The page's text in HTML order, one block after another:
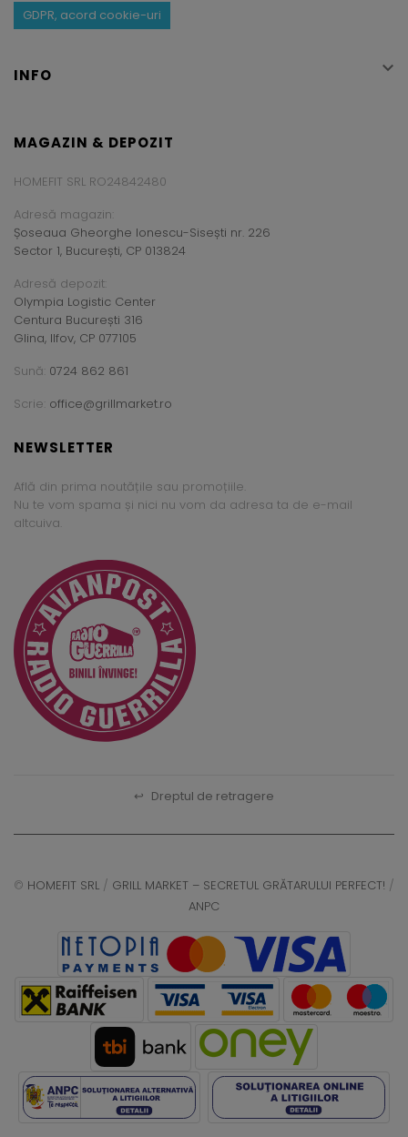
GDPR, acord cookie-uri
INFO 
MAGAZIN & DEPOZIT
HOMEFIT SRL RO24842480
Adresă magazin:
Șoseaua Gheorghe Ionescu-Sisești nr. 226
Sector 1, București, CP 013824
Adresă depozit:
Olympia Logistic Center
Centura București 316
Glina, Ilfov, CP 077105
Sună: 0724 862 861
Scrie: office@grillmarket.ro
NEWSLETTER
Află din prima noutățile sau promoțiile.
Nu te vom spama și nici nu vom da adresa ta de e-mail
altcuiva.
↩ Dreptul de retragere
© HOMEFIT SRL / GRILL MARKET – SECRETUL GRĂTARULUI PERFECT! /
ANPC